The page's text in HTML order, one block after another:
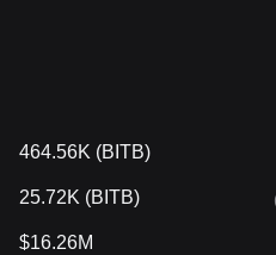
464.56K (BITB)
25.72K (BITB)
$16.26M